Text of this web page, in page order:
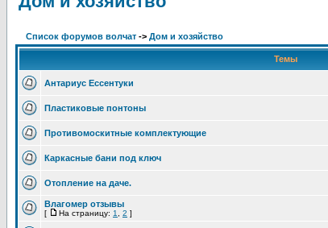
Список форумов волчат -> Дом и хозяйство
Темы
Антариус Ессентуки
Пластиковые понтоны
Противомоскитные комплектующие
Каркасные бани под ключ
Отопление на даче.
Влагомер отзывы
[ На страницу: 1 2 ]